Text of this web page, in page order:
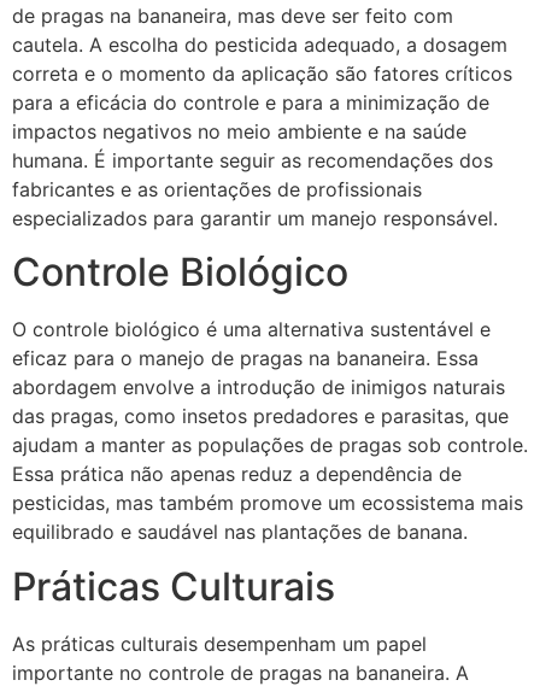
de pragas na bananeira, mas deve ser feito com
cautela. A escolha do pesticida adequado, a dosagem
correta e o momento da aplicação são fatores críticos
para a eficácia do controle e para a minimização de
impactos negativos no meio ambiente e na saúde
humana. É importante seguir as recomendações dos
fabricantes e as orientações de profissionais
especializados para garantir um manejo responsável.
Controle Biológico
O controle biológico é uma alternativa sustentável e
eficaz para o manejo de pragas na bananeira. Essa
abordagem envolve a introdução de inimigos naturais
das pragas, como insetos predadores e parasitas, que
ajudam a manter as populações de pragas sob controle.
Essa prática não apenas reduz a dependência de
pesticidas, mas também promove um ecossistema mais
equilibrado e saudável nas plantações de banana.
Práticas Culturais
As práticas culturais desempenham um papel
importante no controle de pragas na bananeira. A